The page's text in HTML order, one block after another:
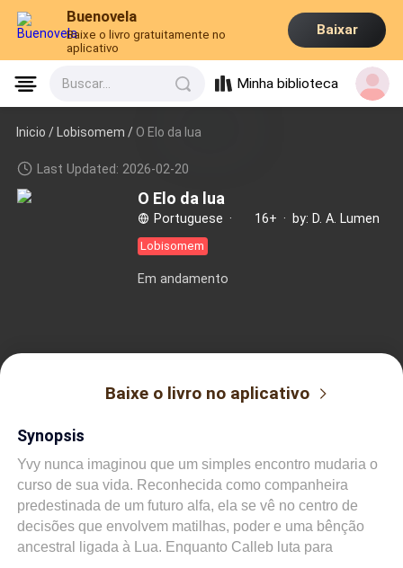
Buenovela
Baixe o livro gratuitamente no
aplicativo
Baixar
Buscar... Minha biblioteca
Inicio /Lobisomem / O Elo da lua
Last Updated: 2026-02-20
O Elo da lua
Portuguese · 16+ · by: D. A. Lumen
Lobisomem
Em andamento
Baixe o livro no aplicativo
Synopsis
Yvy nunca imaginou que um simples encontro mudaria o
curso de sua vida. Reconhecida como companheira
predestinada de um futuro alfa, ela se vê no centro de
decisões que envolvem matilhas, poder e uma bênção
ancestral ligada à Lua. Enquanto Calleb luta para